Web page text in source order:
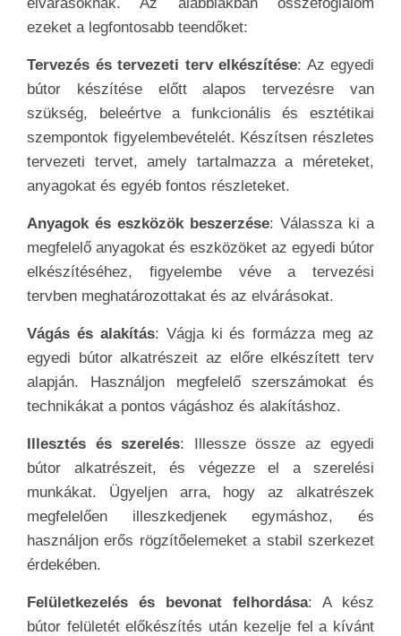
ezeket a legfontosabb teendőket:
Tervezés és tervezeti terv elkészítése: Az egyedi
bútor készítése előtt alapos tervezésre van
szükség, beleértve a funkcionális és esztétikai
szempontok figyelembevételét. Készítsen részletes
tervezeti tervet, amely tartalmazza a méreteket,
anyagokat és egyéb fontos részleteket.
Anyagok és eszközök beszerzése: Válassza ki a
megfelelő anyagokat és eszközöket az egyedi bútor
elkészítéséhez, figyelembe véve a tervezési
tervben meghatározottakat és az elvárásokat.
Vágás és alakítás: Vágja ki és formázza meg az
egyedi bútor alkatrészeit az előre elkészített terv
alapján. Használjon megfelelő szerszámokat és
technikákat a pontos vágáshoz és alakításhoz.
Illesztés és szerelés: Illessze össze az egyedi
bútor alkatrészeit, és végezze el a szerelési
munkákat. Ügyeljen arra, hogy az alkatrészek
megfelelően illeszkedjenek egymáshoz, és
használjon erős rögzítőelemeket a stabil szerkezet
érdekében.
Felületkezelés és bevonat felhordása: A kész
bútor felületét előkészítés után kezelje fel a kívánt